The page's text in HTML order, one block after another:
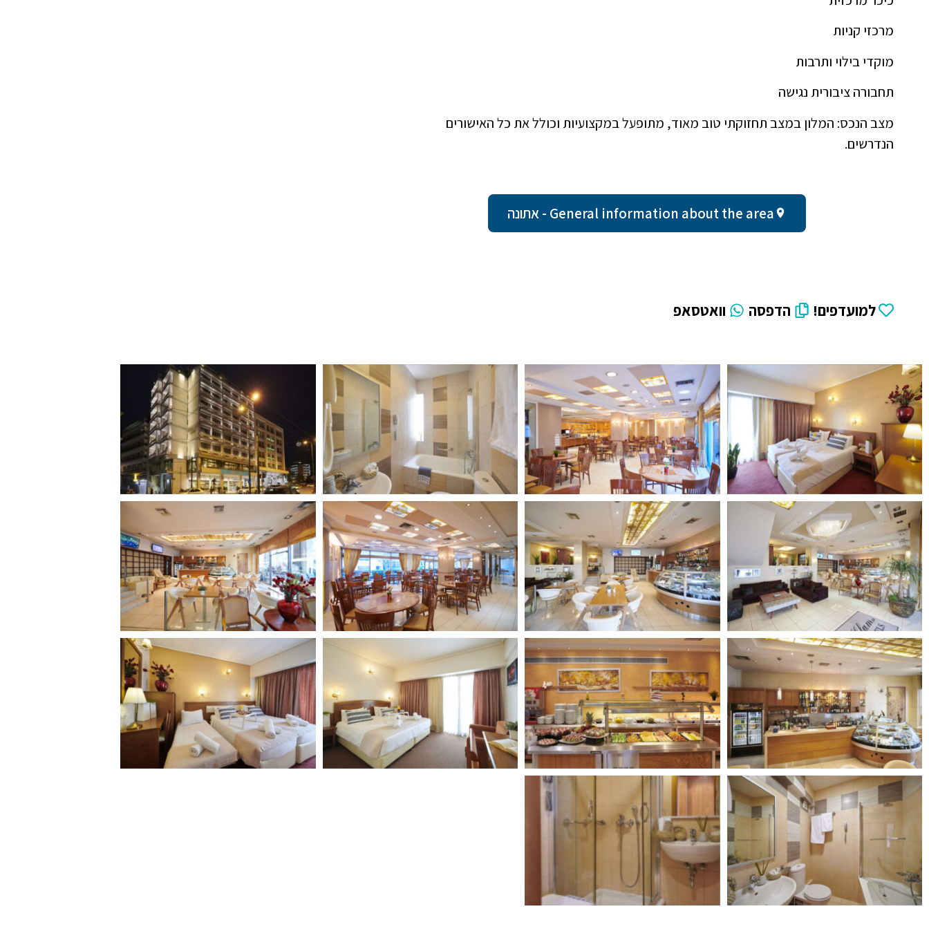
מרכזי קניות
מוקדי בילוי ותרבות
תחבורה ציבורית נגישה
מצב הנכס: המלון במצב תחזוקתי טוב מאוד, מתופעל במקצועיות וכולל את כל האישורים
הנדרשים.
General information about the area - אתונה
למועדפים! הדפסה וואטסאפ